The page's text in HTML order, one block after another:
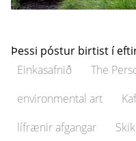
Þessi póstur birtist í
Einkasafnið
The
environmental art
lífrænir afgangar
Skiki